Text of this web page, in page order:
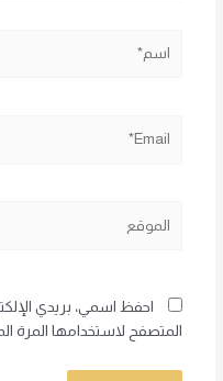
احفظ اسمي، بريدي
المتصفح لاستخدامها المرة